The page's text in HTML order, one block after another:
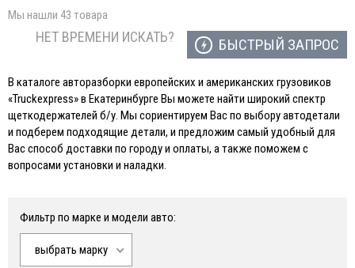
Мы нашли 43 товара
НЕТ ВРЕМЕНИ ИСКАТЬ? БЫСТРЫЙ ЗАПРОС
В каталоге авторазборки европейских и американских грузовиков
«Truckexpress» в Екатеринбурге Вы можете найти широкий спектр
щеткодержателей б/у. Мы сориентируем Вас по выбору автодетали
и подберем подходящие детали, и предложим самый удобный для
Вас способ доставки по городу и оплаты, а также поможем с
вопросами установки и наладки.
Фильтр по марке и модели авто:
выбрать марку